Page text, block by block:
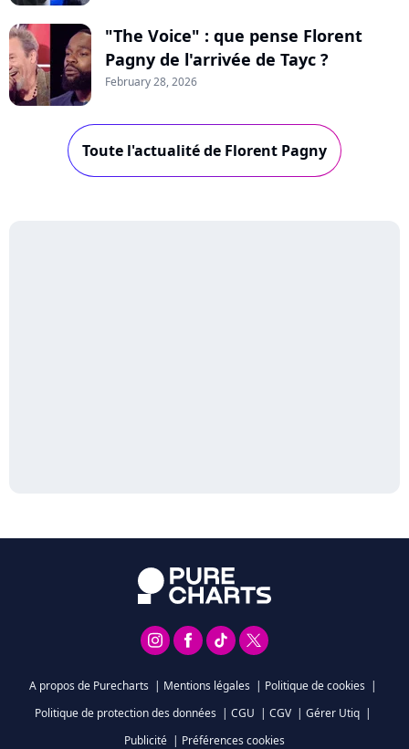
"The Voice" : que pense Florent
Pagny de l'arrivée de Tayc ?
February 28, 2026
Toute l'actualité de Florent Pagny
A propos de Purecharts | Mentions légales | Politique de cookies |
Politique de protection des données | CGU | CGV | Gérer Utiq |
Publicité | Préférences cookies